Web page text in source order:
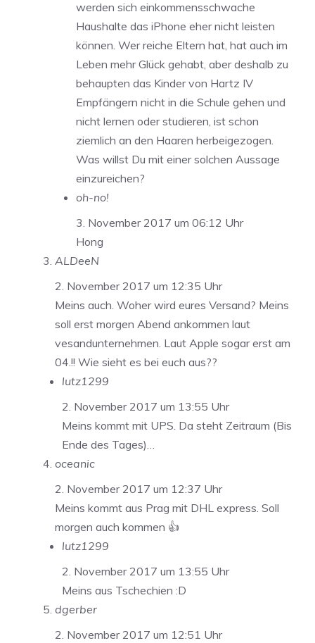
werden sich einkommensschwache
Haushalte das iPhone eher nicht leisten
können. Wer reiche Eltern hat, hat auch im
Leben mehr Glück gehabt, aber deshalb zu
behaupten das Kinder von Hartz IV
Empfängern nicht in die Schule gehen und
nicht lernen oder studieren, ist schon
ziemlich an den Haaren herbeigezogen.
Was willst Du mit einer solchen Aussage
einzureichen?
oh-no!
3. November 2017 um 06:12 Uhr
Hong
ALDeeN
2. November 2017 um 12:35 Uhr
Meins auch. Woher wird eures Versand? Meins
soll erst morgen Abend ankommen laut
vesandunternehmen. Laut Apple sogar erst am
04.!! Wie sieht es bei euch aus??
lutz1299
2. November 2017 um 13:55 Uhr
Meins kommt mit UPS. Da steht Zeitraum (Bis
Ende des Tages)…
oceanic
2. November 2017 um 12:37 Uhr
Meins kommt aus Prag mit DHL express. Soll
morgen auch kommen 👍
lutz1299
2. November 2017 um 13:55 Uhr
Meins aus Tschechien :D
dgerber
2. November 2017 um 12:51 Uhr